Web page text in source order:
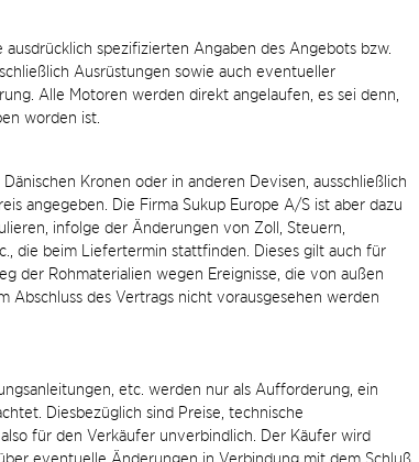
spezifizierten Angaben des Angebots bzw.
Ausrüstungen sowie auch eventueller
Alle Motoren werden direkt angelaufen, es sei denn,
worden ist.
Kronen oder in anderen Devisen, ausschließlich
angegeben. Die Firma Sukup Europe A/S ist aber dazu
infolge der Änderungen von Zoll, Steuern,
die beim Liefertermin stattfinden. Dieses gilt auch für
der Rohmaterialien wegen Ereignisse, die von außen
Abschluss des Vertrags nicht vorausgesehen werden
etc. werden nur als Aufforderung, ein
Diesbezüglich sind Preise, technische
für den Verkäufer unverbindlich. Der Käufer wird
eventuelle Änderungen in Verbindung mit dem Schluß